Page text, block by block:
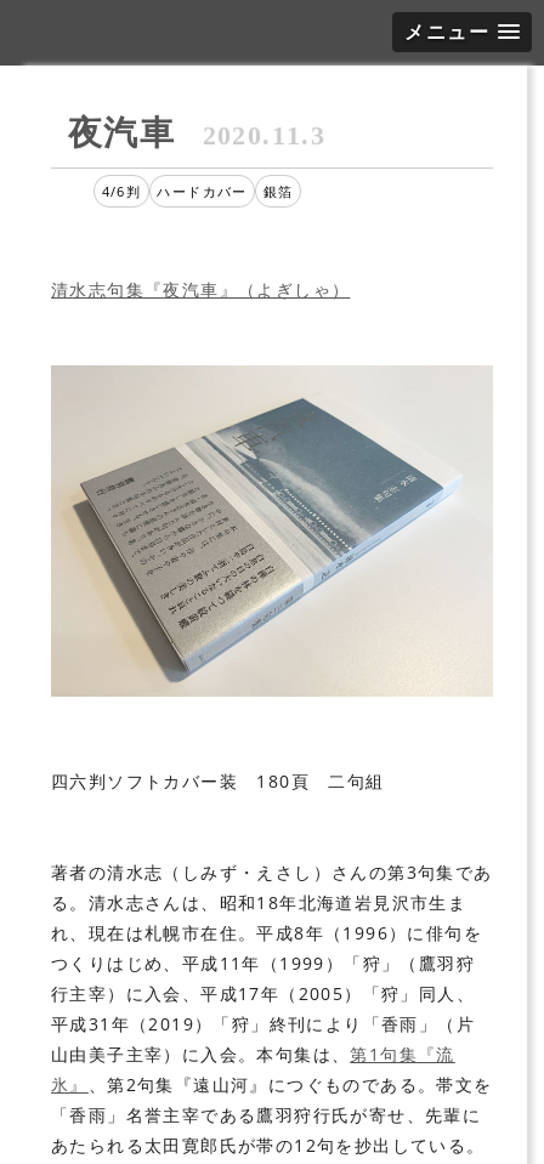
メニュー
夜汽車 2020.11.3
4/6判 ハードカバー 銀箔
清水志句集『夜汽車』（よぎしゃ）
四六判ソフトカバー装 180頁 二句組
著者の清水志（しみず・えさし）さんの第3句集であ
る。清水志さんは、昭和18年北海道岩見沢市生ま
れ、現在は札幌市在住。平成8年（1996）に俳句を
つくりはじめ、平成11年（1999）「狩」（鷹羽狩
行主宰）に入会、平成17年（2005）「狩」同人、
平成31年（2019）「狩」終刊により「香雨」（片
山由美子主宰）に入会。本句集は、第1句集『流
氷』 、第2句集『遠山河』につぐものである。帯文を
「香雨」名誉主宰である鷹羽狩行氏が寄せ、先輩に
あたられる太田寛郎氏が帯の12句を抄出している。